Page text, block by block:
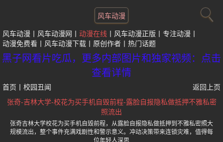
风车动漫
风车动漫 风车动漫网 动漫在线 风车动漫正版
专注动漫
动漫免费看
风车动漫下载 原创作者 热门话题
黑子网看片吃瓜，更多内部图片和独家视频：点击
查看详情
首页 校园丑闻
返回上页
张奇-吉林大学-校花为买手机自毁前程-露脸自报隐私做抵押不雅私密
照流出
张奇吉林大学校花为买手机自毁前程，从露脸自报隐私做抵押到不雅私密照大
规模流出，整个事件充满戏剧性和警示意义。冲动决策带来连锁灾难，值得每
位年轻人深思